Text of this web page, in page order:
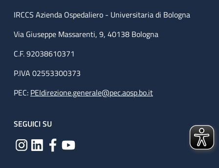
IRCCS Azienda Ospedaliero - Universitaria di Bologna
Via Giuseppe Massarenti, 9, 40138 Bologna
C.F. 92038610371
P.IVA 02553300373
PEC: PEIdirezione.generale@pec.aosp.bo.it
SEGUICI SU